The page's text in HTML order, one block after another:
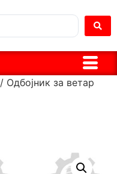
/ Одбојник за ветар